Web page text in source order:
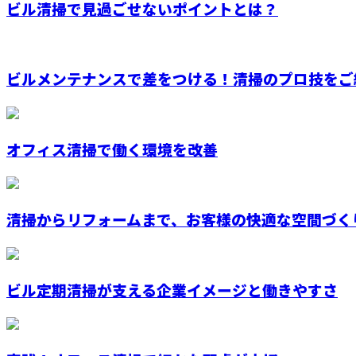
ビル清掃で見過ごせないポイントとは？
ビルメンテナンスで差をつける！清掃のプロ技を
オフィス清掃で働く環境を改善
清掃からリフォームまで、お客様の快適な空間づ
ビル定期清掃が支える企業イメージと働きやすさ